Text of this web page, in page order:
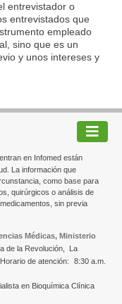
entrevistador o
entrevistados que
empleado
sino que es un
y unos intereses y
en Infomed están
La información que
como base para
quirúrgicos o análisis de
sin previa
Médicas, Ministerio
de la Revolución,
La
Horario de atención:
8:30 a.m.
en Bioquímica Clínica